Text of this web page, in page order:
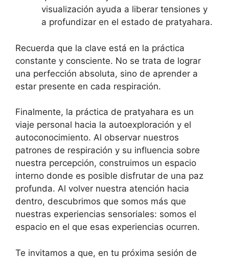
visualización ayuda a liberar tensiones y
a profundizar en el estado de pratyahara.
Recuerda que la clave está en la práctica
constante y consciente. No se trata de lograr
una perfección absoluta, sino de aprender a
estar presente en cada respiración.
Finalmente, la práctica de pratyahara es un
viaje personal hacia la autoexploración y el
autoconocimiento. Al observar nuestros
patrones de respiración y su influencia sobre
nuestra percepción, construimos un espacio
interno donde es posible disfrutar de una paz
profunda. Al volver nuestra atención hacia
dentro, descubrimos que somos más que
nuestras experiencias sensoriales: somos el
espacio en el que esas experiencias ocurren.
Te invitamos a que, en tu próxima sesión de